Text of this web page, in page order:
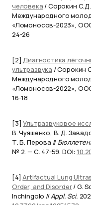
человека / Сорокин
Международного
«Ломоносов-2023»,
24-26
[2]Диагностика
ультразвука / Сорокин
Международного
«Ломоносов-2022»,
16-18
[3]Ультразвуковое
В. Чуяшенко, В. Д.
Т. Б. Перова //
№ 2. — С. 47-59. DOI:
[4]Artifactual Lung
Order, and Disorder/ G.
Inchingolo //Appl. Sci.